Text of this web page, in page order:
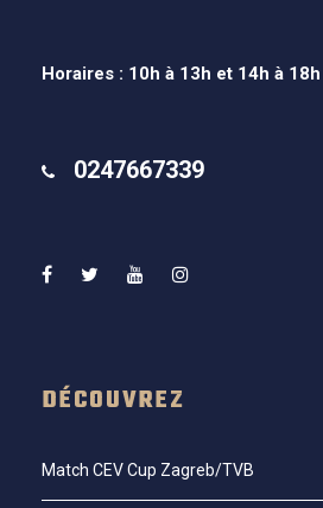
Horaires : 10h à 13h et 14h à 18h
0247667339
DÉCOUVREZ
Match CEV Cup Zagreb/TVB